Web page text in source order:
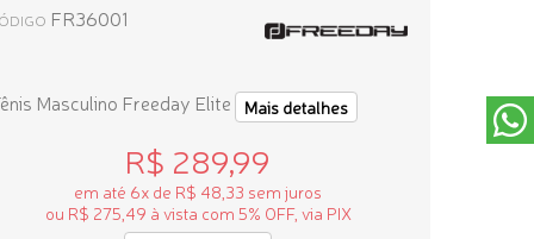
FR36001
Masculino Freeday Elite Mais detalhes
R$ 289,99
em até 6x de R$ 48,33 sem juros
ou R$ 275,49 à vista com 5% OFF, via PIX